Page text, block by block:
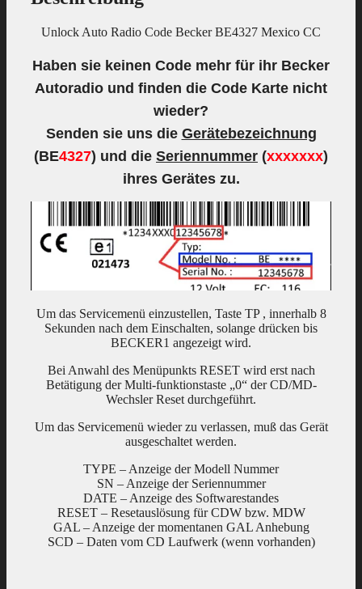
Unlock Auto Radio Code Becker BE4327 Mexico CC
Haben sie keinen Code mehr für ihr Becker
Autoradio und finden die Code Karte nicht
wieder?
Senden sie uns die Gerätebezeichnung
(BE4327) und die Seriennummer (xxxxxxx)
ihres Gerätes zu.
Um das Servicemenü einzustellen, Taste TP , innerhalb 8
Sekunden nach dem Einschalten, solange drücken bis
BECKER1 angezeigt wird.
Bei Anwahl des Menüpunkts RESET wird erst nach
Betätigung der Multi-funktionstaste „0“ der CD/MD-
Wechsler Reset durchgeführt.
Um das Servicemenü wieder zu verlassen, muß das Gerät
ausgeschaltet werden.
TYPE – Anzeige der Modell Nummer
SN – Anzeige der Seriennummer
DATE – Anzeige des Softwarestandes
RESET – Resetauslösung für CDW bzw. MDW
GAL – Anzeige der momentanen GAL Anhebung
SCD – Daten vom CD Laufwerk (wenn vorhanden)